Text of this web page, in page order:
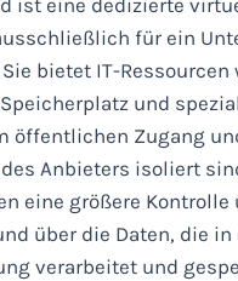
ist eine dedizierte
für ein
bietet IT-Ressourcen
und
öffentlichen Zugang
Anbieters isoliert
eine größere Kontrolle
über die Daten, die in
verarbeitet und